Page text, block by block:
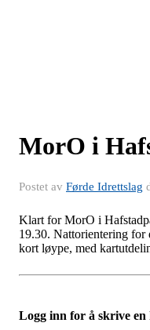
MorO i
Postet av Førde Idrettslag
Klart for MorO i
19.30. Nattorientering for
kort løype, med
Logg inn for å skrive en